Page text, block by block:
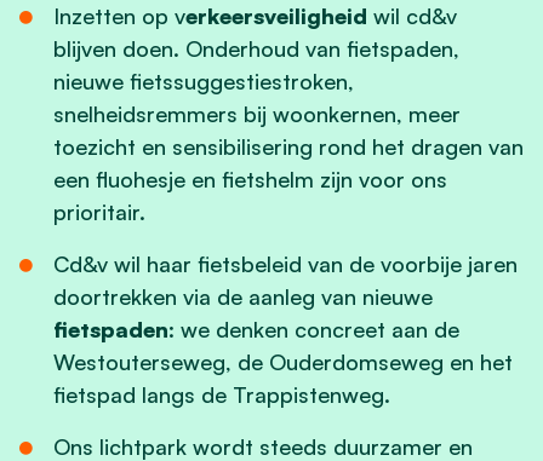
Inzetten op verkeersveiligheid wil cd&v
blijven doen. Onderhoud van fietspaden,
nieuwe fietssuggestiestroken,
snelheidsremmers bij woonkernen, meer
toezicht en sensibilisering rond het dragen van
een fluohesje en fietshelm zijn voor ons
prioritair.
Cd&v wil haar fietsbeleid van de voorbije jaren
doortrekken via de aanleg van nieuwe
fietspaden: we denken concreet aan de
Westouterseweg, de Ouderdomseweg en het
fietspad langs de Trappistenweg.
Ons lichtpark wordt steeds duurzamer en